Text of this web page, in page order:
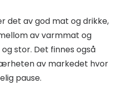
det av god mat og drikke,
av varmmat og
stor. Det finnes også
av markedet hvor
pause.